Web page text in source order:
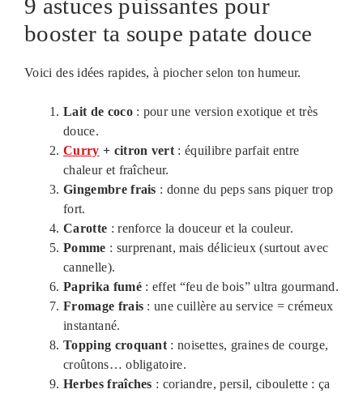
9 astuces puissantes pour
booster ta soupe patate douce
Voici des idées rapides, à piocher selon ton humeur.
Lait de coco: pour une version exotique et très
douce.
Curry + citron vert : équilibre parfait entre
chaleur et fraîcheur.
Gingembre frais : donne du peps sans piquer trop
fort.
Carotte : renforce la douceur et la couleur.
Pomme : surprenant, mais délicieux (surtout avec
cannelle).
Paprika fumé: effet “feu de bois” ultra gourmand.
Fromage frais : une cuillère au service = crémeux
instantané.
Topping croquant : noisettes, graines de courge,
croûtons… obligatoire.
Herbes fraîches : coriandre, persil, ciboulette : ça